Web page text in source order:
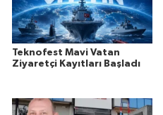
Teknofest Mavi Vatan
Ziyaretçi Kayıtları Başladı